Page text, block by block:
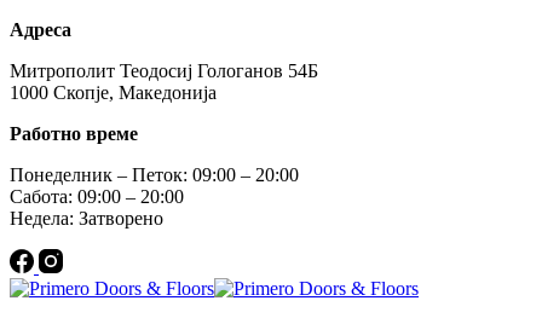
Адреса
Митрополит Теодосиј Гологанов 54Б
1000 Скопје, Македонија
Работно време
Понеделник – Петок: 09:00 – 20:00
Сабота: 09:00 – 20:00
Недела: Затворено